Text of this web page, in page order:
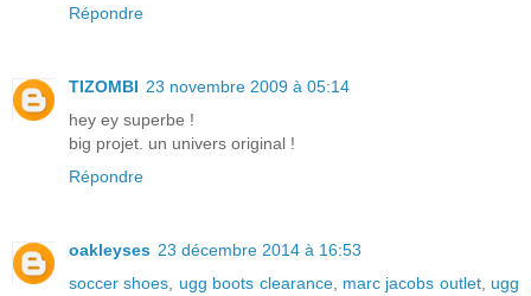
Répondre
TIZOMBI 23 novembre 2009 à 05:14
hey ey superbe !
big projet. un univers original !
Répondre
oakleyses 23 décembre 2014 à 16:53
soccer shoes
ugg boots clearance, marc jacobs outlet, ugg